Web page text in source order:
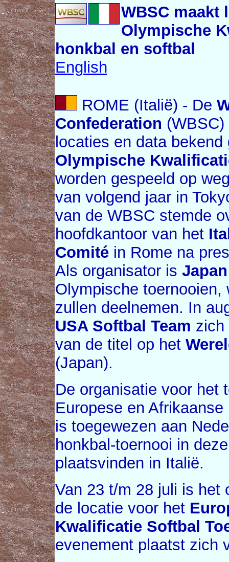
WBSC maakt
Olympische
honkbal en softbal
English
ROME (Italië) - De
Confederation
locaties en data
Olympische
worden gespeeld op
van volgend jaar in
van de WBSC stemde
hoofdkantoor van het
Comitéin Rome na
Als organisator is Japan
Olympische toernooien,
zullen deelnemen. In
USA Softbal Team zich
van de titel op het
(Japan).
De organisatie voor het
Europese en
is toegewezen aan
honkbal-toernooi in
plaatsvinden in Italië.
Van 23 t/m 28 juli is het
de locatie voor het
Kwalificatie Softbal
evenement plaatst zich